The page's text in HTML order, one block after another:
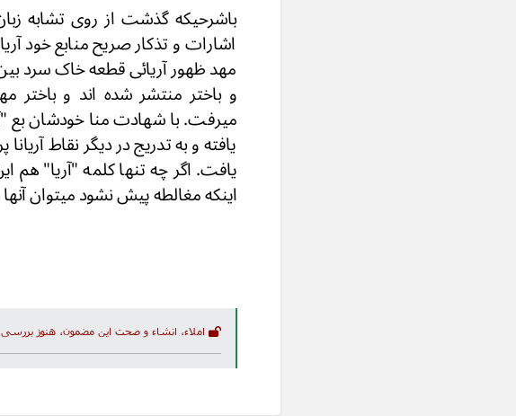
باشرحیکه گذشت از روی تشابه
اشارات و تذکار صریح منابع خود
مهد ظهور آریائی قطعه خاک سرد
و باختر منتشر شده اند و
یافته و به تدریج در دیگر نقاط
یافت. اگر چه تنها کلمه "آریا" هم
اینکه مغالطه پیش نشود میتوان آنها
املاء، انشاء و صحت این مضمون، هنوز